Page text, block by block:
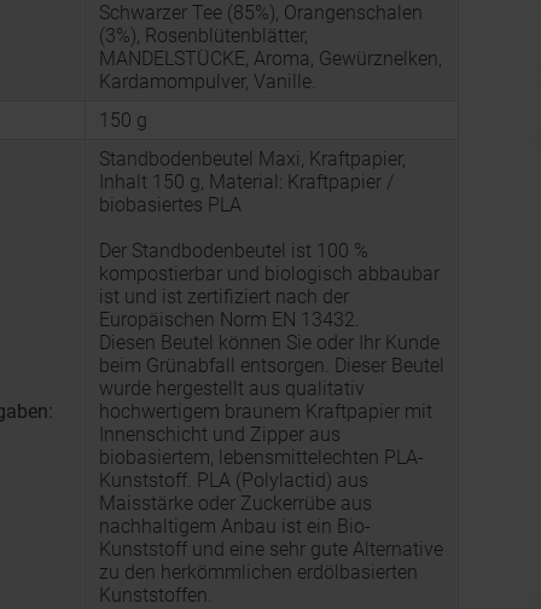
Schwarzer Tee (85%), Orangenschalen
(3%), Rosenblütenblätter,
MANDELSTÜCKE, Aroma, Gewürznelken,
Kardamompulver, Vanille.
150 g
Standbodenbeutel Maxi, Kraftpapier,
Inhalt 150 g, Material: Kraftpapier /
biobasiertes PLA
Der Standbodenbeutel ist 100 %
kompostierbar und biologisch abbaubar
ist und ist zertifiziert nach der
Europäischen Norm EN 13432.
Diesen Beutel können Sie oder Ihr Kunde
beim Grünabfall entsorgen. Dieser Beutel
wurde hergestellt aus qualitativ
hochwertigem braunem Kraftpapier mit
Innenschicht und Zipper aus
biobasiertem, lebensmittelechten PLA-
Kunststoff. PLA (Polylactid) aus
Maisstärke oder Zuckerrübe aus
nachhaltigem Anbau ist ein Bio-
Kunststoff und eine sehr gute Alternative
zu den herkömmlichen erdölbasierten
Kunststoffen.